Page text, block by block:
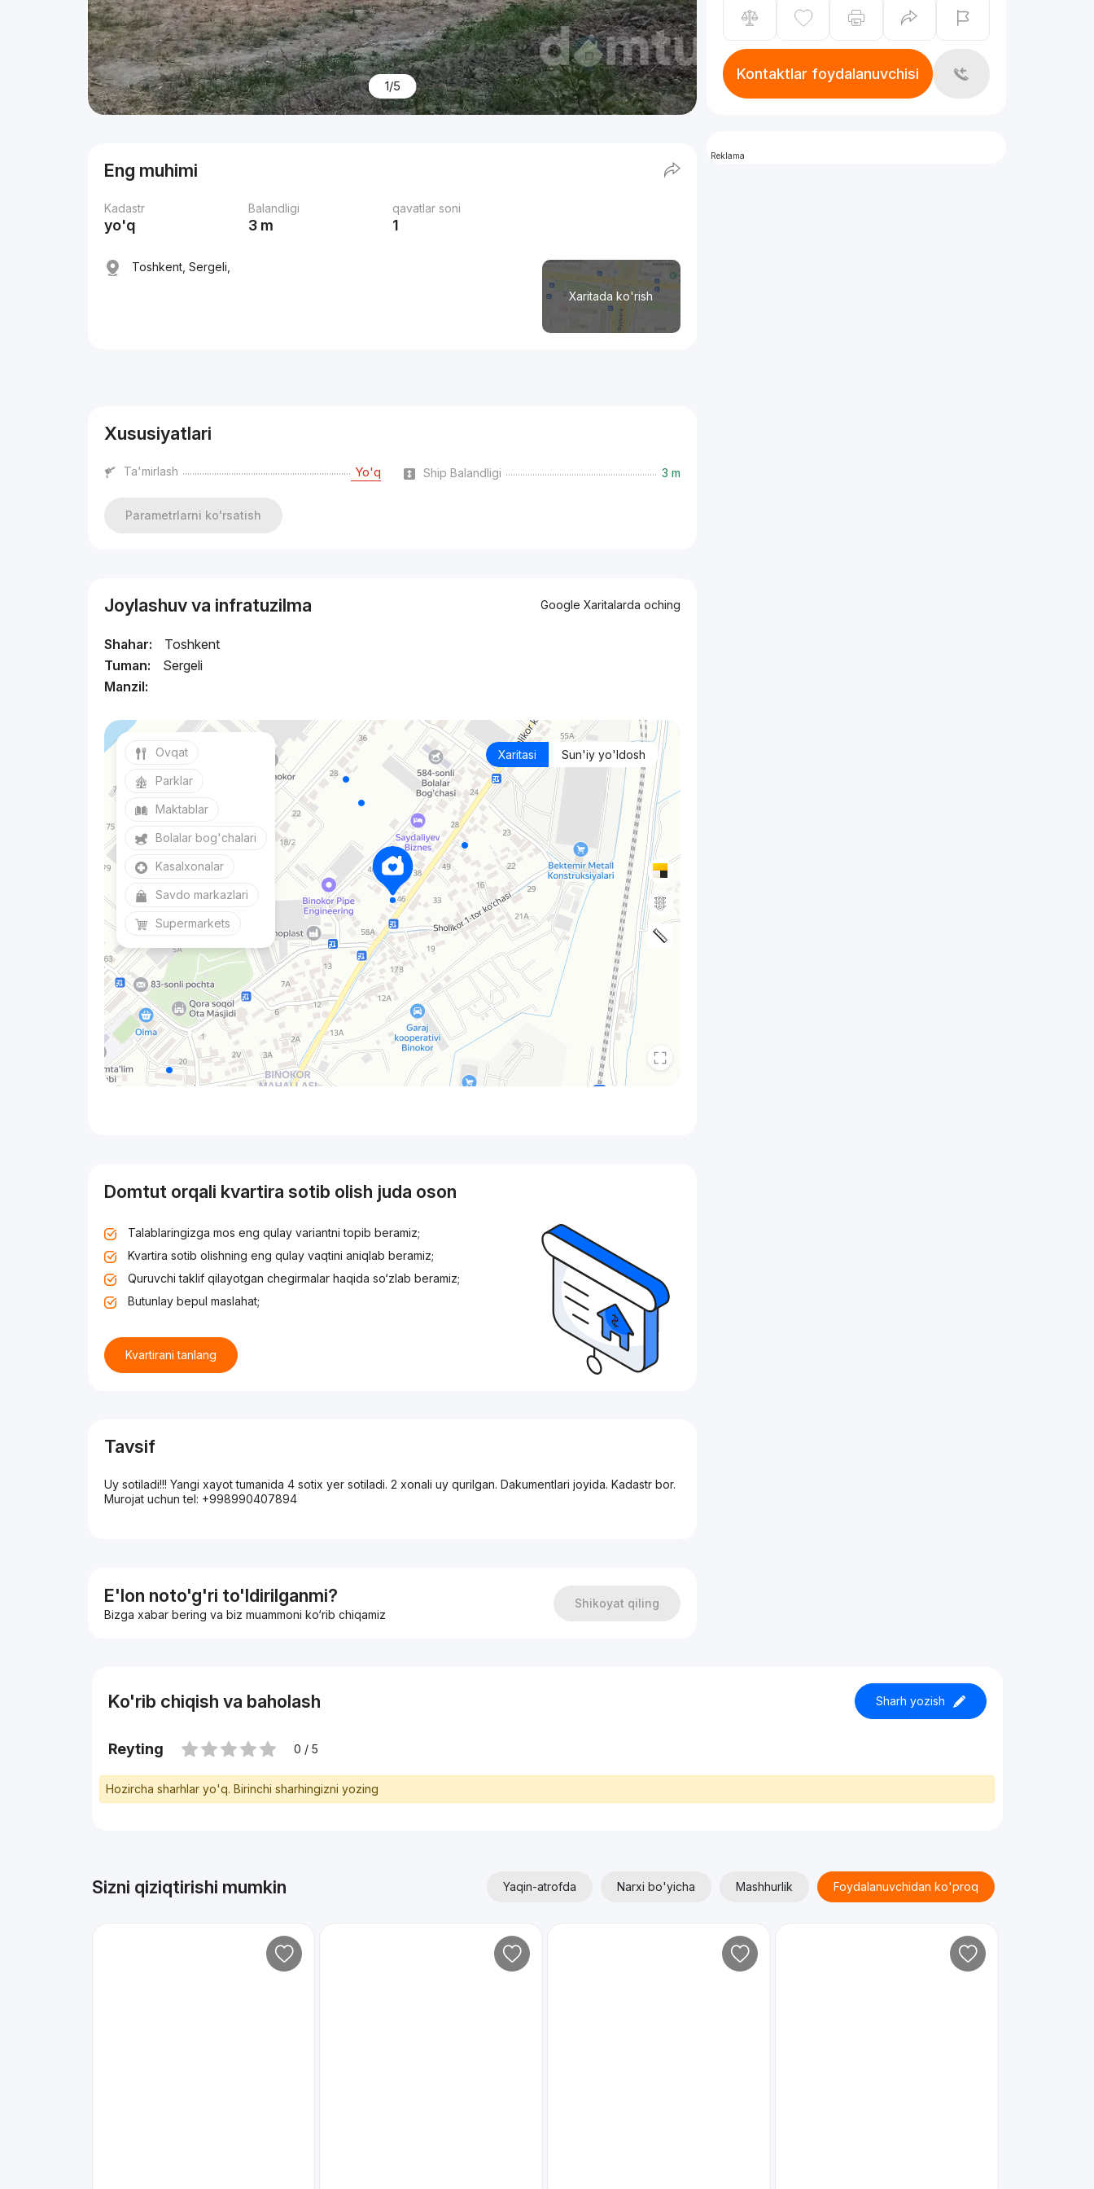
1/5
Eng muhimi
Kadastr
yo'q
Balandligi
3 m
qavatlar soni
1
Xaritada ko'rish
Toshkent, Sergeli,
Xususiyatlari
Ta'mirlash Yo'q Ship Balandligi 3 m
Parametrlarni ko'rsatish
Joylashuv va infratuzilma Google Xaritalarda oching
Shahar:
Toshkent
Tuman:
Sergeli
Manzil:
Xaritasi Sun'iy yo'ldosh
Ovqat
Parklar
Maktablar
Bolalar bog'chalari
Kasalxonalar
Savdo markazlari
Supermarkets
Domtut orqali kvartira sotib olish juda oson
Talablaringizga mos eng qulay variantni topib beramiz;
Kvartira sotib olishning eng qulay vaqtini aniqlab beramiz;
Quruvchi taklif qilayotgan chegirmalar haqida so‘zlab beramiz;
Butunlay bepul maslahat;
Kvartirani tanlang
Tavsif
Uy sotiladi!!! Yangi xayot tumanida 4 sotix yer sotiladi. 2 xonali uy qurilgan. Dakumentlari joyida. Kadastr bor.
Murojat uchun tel: +998990407894
E'lon noto'g'ri to'ldirilganmi?
Bizga xabar bering va biz muammoni ko‘rib chiqamiz
Shikoyat qiling
Kontaktlar foydalanuvchisi
Reklama
Ko'rib chiqish va baholash Sharh yozish
Reyting 0 / 5
Hozircha sharhlar yo'q. Birinchi sharhingizni yozing
Sizni qiziqtirishi mumkin Yaqin-atrofda Narxi bo'yicha Mashhurlik Foydalanuvchidan ko'proq